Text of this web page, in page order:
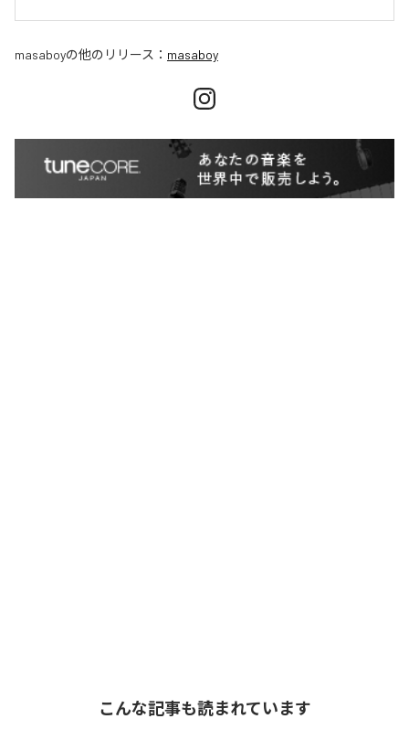
masaboyの他のリリース： masaboy
こんな記事も読まれています